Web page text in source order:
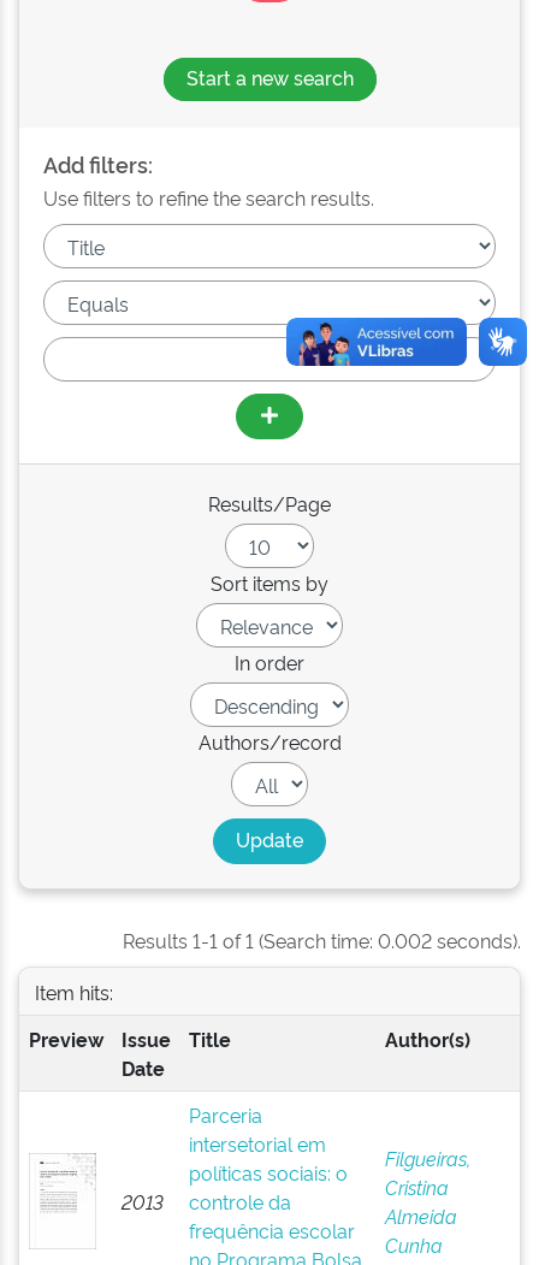
Start a new search
Add filters:
Use filters to refine the search results.
Results/Page
Sort items by
In order
Authors/record
Results 1-1 of 1 (Search time: 0.002 seconds).
Item hits:
Preview
Issue
Date
Title Author(s)
2013
Parceria
intersetorial em
políticas sociais: o
controle da
frequência escolar
no Programa Bolsa
Filgueiras,
Cristina
Almeida
Cunha